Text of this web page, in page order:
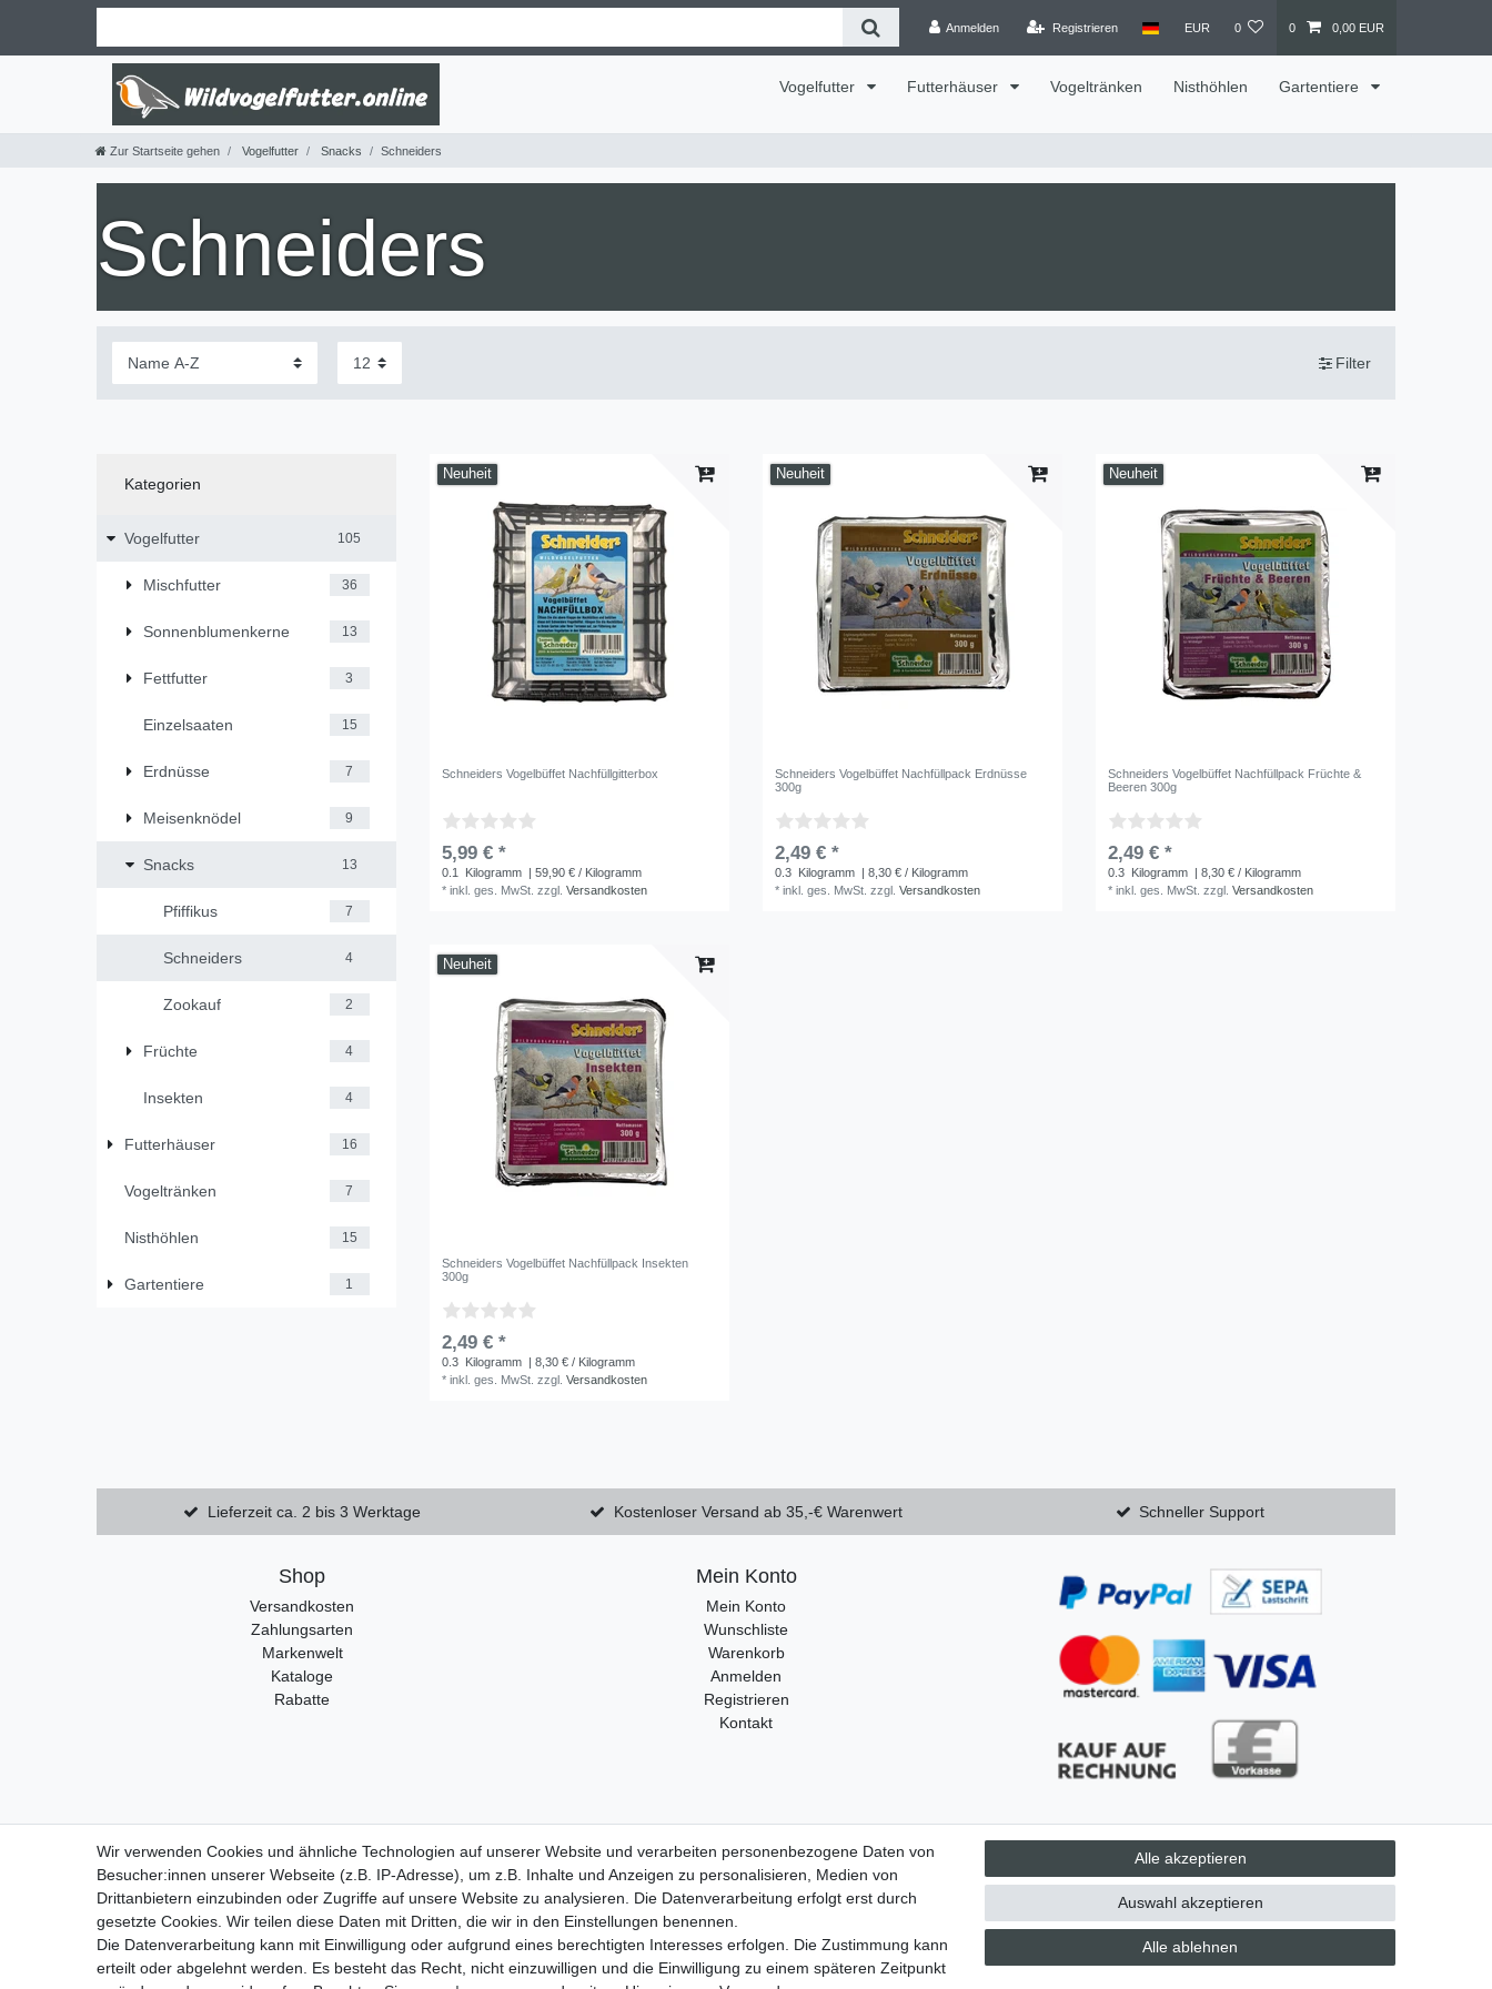
Anmelden Registrieren EUR 0 0 0,00 EUR
Vogelfutter Futterhäuser Vogeltränken Nisthöhlen Gartentiere
Zur Startseite gehen Vogelfutter Snacks Schneiders
Schneiders
Filter
Kategorien
Vogelfutter 105
Mischfutter 36
Sonnenblumenkerne 13
Fettfutter 3
Einzelsaaten 15
Erdnüsse 7
Meisenknödel 9
Snacks 13
Pfiffikus 7
Schneiders 4
Zookauf 2
Früchte 4
Insekten 4
Futterhäuser 16
Vogeltränken 7
Nisthöhlen 15
Gartentiere 1
Neuheit
Schneiders Vogelbüffet Nachfüllgitterbox
5,99 € *
0.1 Kilogramm | 59,90 € / Kilogramm
*inkl. ges. MwSt. zzgl.Versandkosten
Neuheit
Schneiders Vogelbüffet Nachfüllpack Erdnüsse
300g
2,49 € *
0.3 Kilogramm | 8,30 € / Kilogramm
*inkl. ges. MwSt. zzgl.Versandkosten
Neuheit
Schneiders Vogelbüffet Nachfüllpack Früchte &
Beeren 300g
2,49 € *
0.3 Kilogramm | 8,30 € / Kilogramm
*inkl. ges. MwSt. zzgl.Versandkosten
Neuheit
Schneiders Vogelbüffet Nachfüllpack Insekten
300g
2,49 € *
0.3 Kilogramm | 8,30 € / Kilogramm
*inkl. ges. MwSt. zzgl.Versandkosten
Lieferzeit ca. 2 bis 3 Werktage Kostenloser Versand ab 35,-€ Warenwert Schneller Support
Shop
Versandkosten
Zahlungsarten
Markenwelt
Kataloge
Rabatte
Mein Konto
Mein Konto
Wunschliste
Warenkorb
Anmelden
Registrieren
Kontakt
Widerrufs­recht Widerrufs­formular Impressum Daten­schutz­erklärung AGB
Wir verwenden Cookies und ähnliche Technologien auf unserer Website und verarbeiten personenbezogene Daten von
Besucher:innen unserer Webseite (z.B. IP-Adresse), um z.B. Inhalte und Anzeigen zu personalisieren, Medien von
Drittanbietern einzubinden oder Zugriffe auf unsere Website zu analysieren. Die Datenverarbeitung erfolgt erst durch
gesetzte Cookies. Wir teilen diese Daten mit Dritten, die wir in den Einstellungen benennen.
Die Datenverarbeitung kann mit Einwilligung oder aufgrund eines berechtigten Interesses erfolgen. Die Zustimmung kann
erteilt oder abgelehnt werden. Es besteht das Recht, nicht einzuwilligen und die Einwilligung zu einem späteren Zeitpunkt
Alle akzeptieren
Alle ablehnen
Auswahl akzeptieren